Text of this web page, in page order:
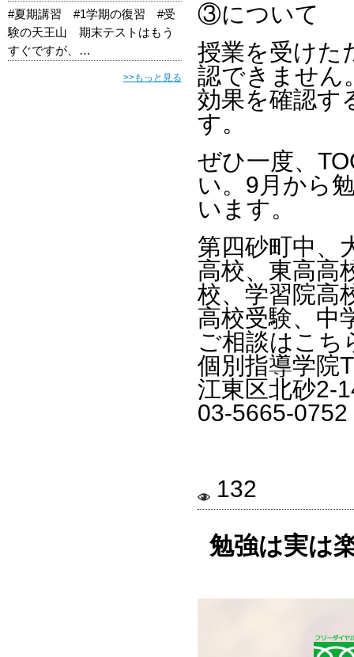
③について
授業を受けた
認できません
効果を確認す
す。
ぜひ一度、
い。9月から
います。
第四砂町中、
高校、東高高
校、学習院高
高校受験、中
ご相談はこち
個別指導学
江東区北砂2-
03-5665-0752
132
勉強は実は
#夏期講習 #1学期の復習 #受
験の天王山 期末テストはもう
すぐですが、…
>>もっと見る